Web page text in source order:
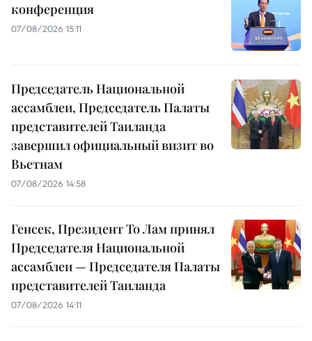
конференция
07/08/2026 15:11
Председатель Национальной
ассамблеи, Председатель Палаты
представителей Таиланда
завершил официальный визит во
Вьетнам
07/08/2026 14:58
Генсек, Президент То Лам принял
Председателя Национальной
ассамблеи — Председателя Палаты
представителей Таиланда
07/08/2026 14:11